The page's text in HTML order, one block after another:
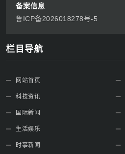
备案信息
鲁ICP备2026018278号-5
栏目导航
网站首页
科技资讯
国际新闻
生活娱乐
时事新闻